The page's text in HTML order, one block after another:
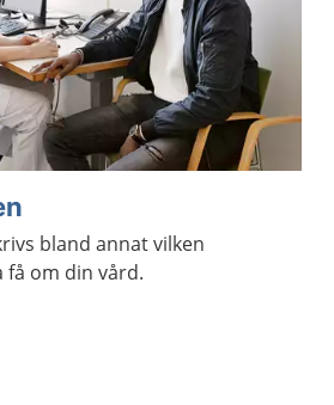
bland annat vilken
om din vård.